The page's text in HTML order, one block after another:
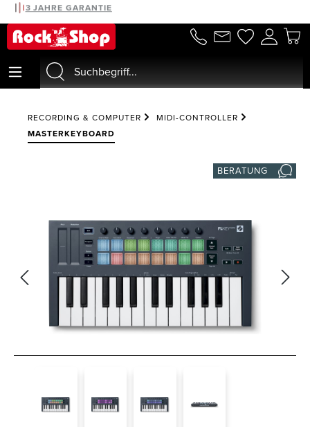
springen
3 JAHRE GARANTIE
30 TAGE MONEYBACK
RECORDING & COMPUTER
MIDI-CONTROLLER
MASTERKEYBOARD
BERATUNG